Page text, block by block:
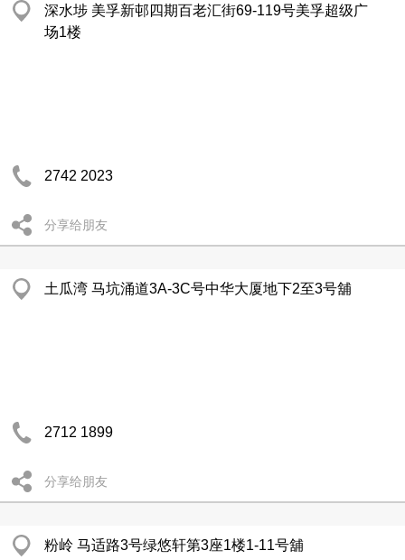
深水埗 美孚新邨四期百老汇街69-119号美孚超级广
场1楼
2742 2023
分享给朋友
土瓜湾 马坑涌道3A-3C号中华大厦地下2至3号舖
2712 1899
分享给朋友
粉岭 马适路3号绿悠轩第3座1楼1-11号舖